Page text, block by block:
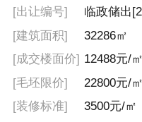
[出让编号]
临政储出
[建筑面积]
32286㎡
[成交楼面价] 12488元/㎡
[毛坯限价]
22800元/㎡
[装修标准]
3500元/㎡